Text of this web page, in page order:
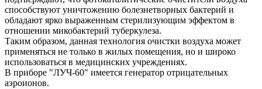
способствуют уничтожению болезнетворных бактерий и
обладают ярко выраженным стерилизующим эффектом в
отношении микобактерий туберкулеза.
Таким образом, данная технология очистки воздуха может
применяться не только в жилых помещения, но и широко
использоваться в медицинских учреждениях.
В приборе "ЛУЧ-60" имеется генератор отрицательных
аэроионов.